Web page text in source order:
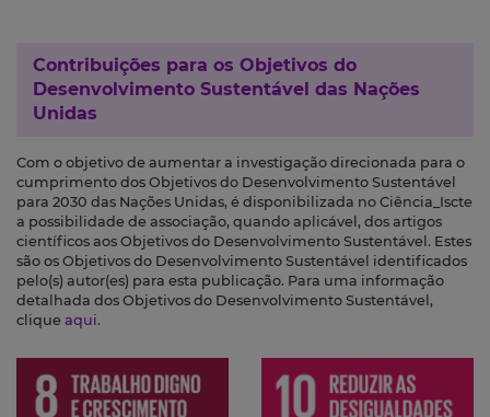
Contribuições para os Objetivos do
Desenvolvimento Sustentável das Nações
Unidas
Com o objetivo de aumentar a investigação direcionada para o
cumprimento dos Objetivos do Desenvolvimento Sustentável
para 2030 das Nações Unidas, é disponibilizada no Ciência_Iscte
a possibilidade de associação, quando aplicável, dos artigos
científicos aos Objetivos do Desenvolvimento Sustentável. Estes
são os Objetivos do Desenvolvimento Sustentável identificados
pelo(s) autor(es) para esta publicação. Para uma informação
detalhada dos Objetivos do Desenvolvimento Sustentável,
clique aqui.